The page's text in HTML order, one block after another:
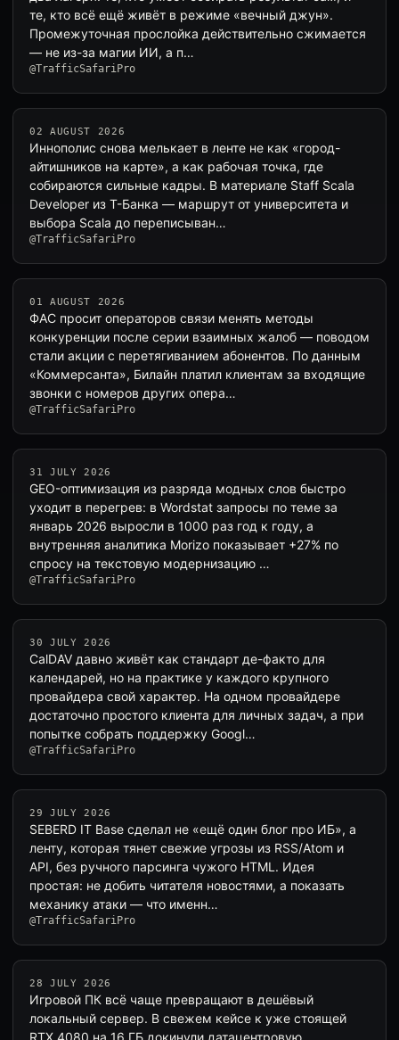
те, кто всё ещё живёт в режиме «вечный джун».
Промежуточная прослойка действительно сжимается
— не из-за магии ИИ, а п…
@TrafficSafariPro
02 AUGUST 2026
Иннополис снова мелькает в ленте не как «город-
айтишников на карте», а как рабочая точка, где
собираются сильные кадры. В материале Staff Scala
Developer из Т-Банка — маршрут от университета и
выбора Scala до переписыван…
@TrafficSafariPro
01 AUGUST 2026
ФАС просит операторов связи менять методы
конкуренции после серии взаимных жалоб — поводом
стали акции с перетягиванием абонентов. По данным
«Коммерсанта», Билайн платил клиентам за входящие
звонки с номеров других опера…
@TrafficSafariPro
31 JULY 2026
GEO-оптимизация из разряда модных слов быстро
уходит в перегрев: в Wordstat запросы по теме за
январь 2026 выросли в 1000 раз год к году, а
внутренняя аналитика Morizo показывает +27% по
спросу на текстовую модернизацию …
@TrafficSafariPro
30 JULY 2026
CalDAV давно живёт как стандарт де-факто для
календарей, но на практике у каждого крупного
провайдера свой характер. На одном провайдере
достаточно простого клиента для личных задач, а при
попытке собрать поддержку Googl…
@TrafficSafariPro
29 JULY 2026
SEBERD IT Base сделал не «ещё один блог про ИБ», а
ленту, которая тянет свежие угрозы из RSS/Atom и
API, без ручного парсинга чужого HTML. Идея
простая: не добить читателя новостями, а показать
механику атаки — что именн…
@TrafficSafariPro
28 JULY 2026
Игровой ПК всё чаще превращают в дешёвый
локальный сервер. В свежем кейсе к уже стоящей
RTX 4080 на 16 ГБ докинули датацентровую